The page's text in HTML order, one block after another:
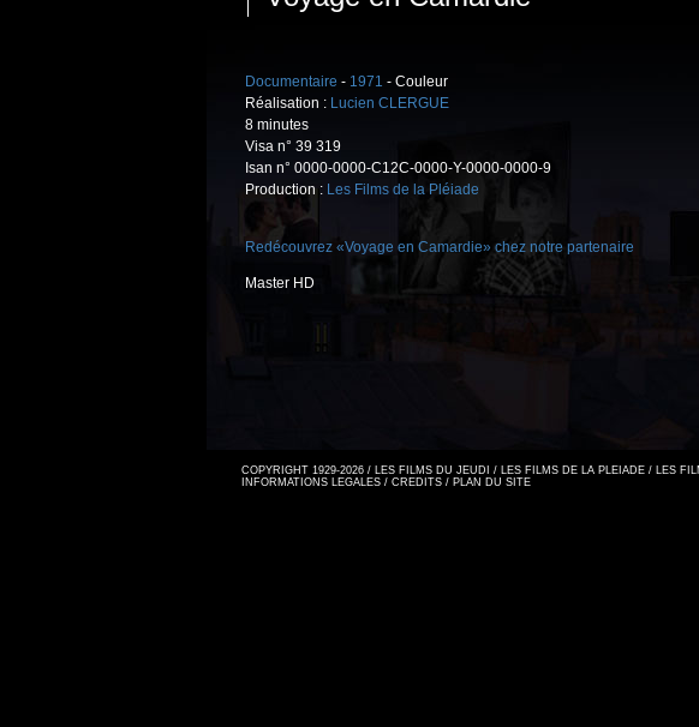
Documentaire - 1971 - Couleur
Réalisation : Lucien CLERGUE
8 minutes
Visa n° 39 319
Isan n° 0000-0000-C12C-0000-Y-0000-0000-9
Production : Les Films de la Pléiade
Redécouvrez «Voyage en Camardie» chez notre partenaire
Master HD
COPYRIGHT 1929-2026 / LES FILMS DU JEUDI / LES FILMS DE LA PLEIADE / LES
INFORMATIONS LEGALES / CREDITS / PLAN DU SITE